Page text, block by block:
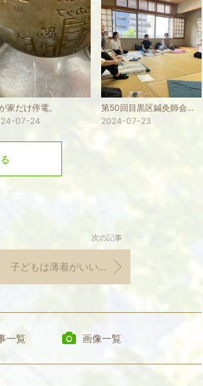
家だけ停電。
07-24
第50回目黒区鍼灸師会子育て応援「コロコロはり教室」in中目黒住区センター
2024-07-23
次の記事
子どもは薄着がいいのでしょうか？
一覧 画像一覧